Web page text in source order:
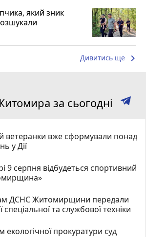
який зник
Дивитись ще keyboard_arrow_right
за сьогодні
ветеранки вже сформували понад
у Дії
9 серпня відбудеться спортивний
ДСНС Житомирщини передали
та службової техніки
екологічної прокуратури суд